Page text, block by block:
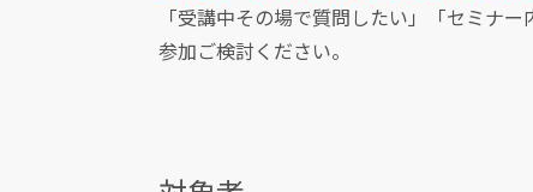
「受講中その場で質問したい」「セミナ
参加ご検討ください。